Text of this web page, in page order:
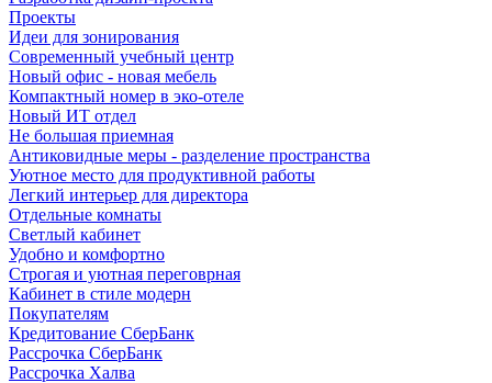
Проекты
Идеи для зонирования
Современный учебный центр
Новый офис - новая мебель
Компактный номер в эко-отеле
Новый ИТ отдел
Не большая приемная
Антиковидные меры - разделение пространства
Уютное место для продуктивной работы
Легкий интерьер для директора
Отдельные комнаты
Светлый кабинет
Удобно и комфортно
Строгая и уютная переговрная
Кабинет в стиле модерн
Покупателям
Кредитование СберБанк
Рассрочка СберБанк
Рассрочка Халва